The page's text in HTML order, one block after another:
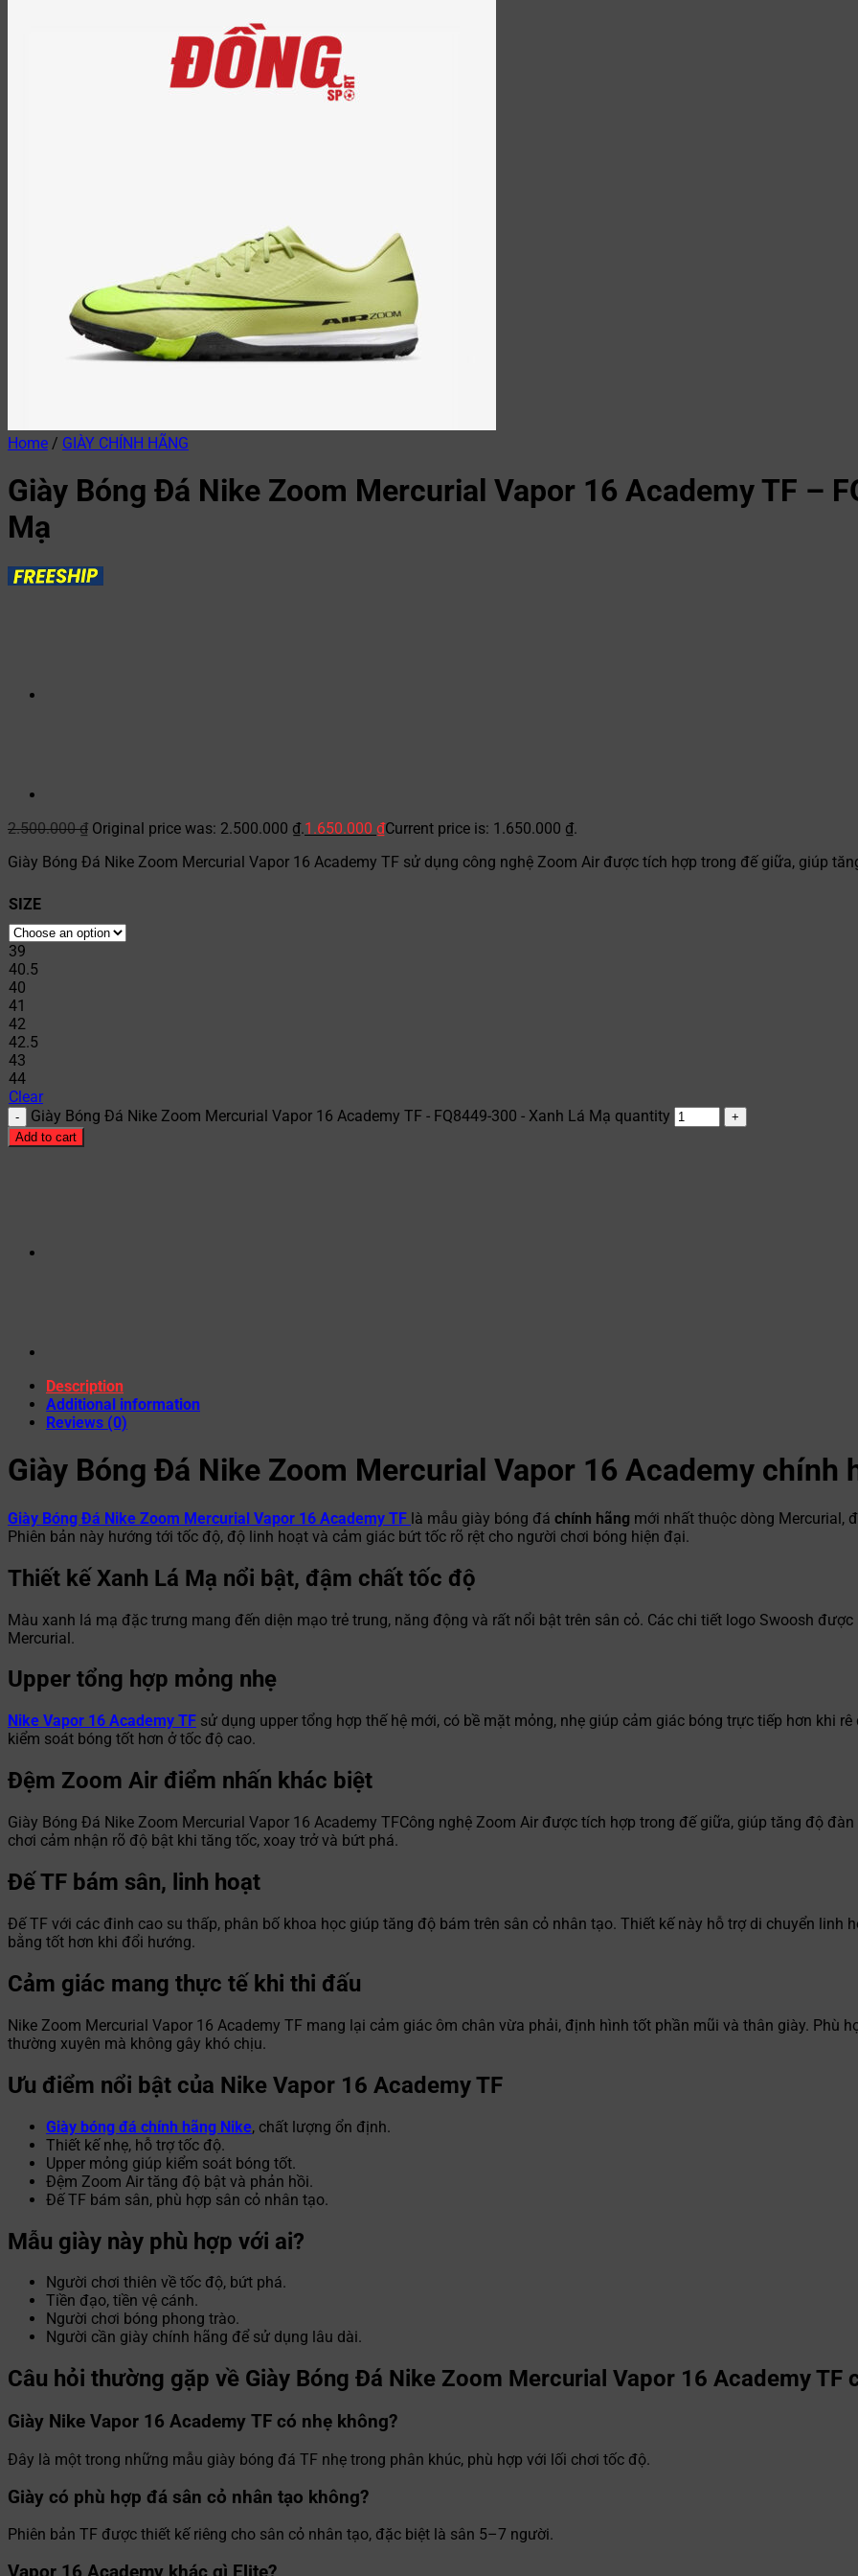
Home / GIÀY CHÍNH HÃNG
Giày Bóng Đá Nike Zoom Mercurial Vapor 16 Academy TF –
Mạ
2.500.000₫ Original price was: 2.500.000 ₫.1.650.000 ₫Current price is: 1.650.000 ₫.
Giày Bóng Đá Nike Zoom Mercurial Vapor 16 Academy TF sử dụng công nghệ Zoom Air được tích hợp trong đế giữa, giúp
SIZE
39
40.5
40
41
42
42.5
43
44
Clear
Giày Bóng Đá Nike Zoom Mercurial Vapor 16 Academy TF - FQ8449-300 - Xanh Lá Mạ quantity
Add to cart
Description
Additional information
Reviews (0)
Giày Bóng Đá Nike Zoom Mercurial Vapor 16 Academy chính
Giày Bóng Đá Nike Zoom Mercurial Vapor 16 Academy TF là mẫu giày bóng đá chính hãng mới nhất thuộc dòng Mercurial,
Phiên bản này hướng tới tốc độ, độ linh hoạt và cảm giác bứt tốc rõ rệt cho người chơi bóng hiện đại.
Thiết kế Xanh Lá Mạ nổi bật, đậm chất tốc độ
Màu xanh lá mạ đặc trưng mang đến diện mạo trẻ trung, năng động và rất nổi bật trên sân cỏ. Các chi tiết logo Swoosh
Mercurial.
Upper tổng hợp mỏng nhẹ
Nike Vapor 16 Academy TF sử dụng upper tổng hợp thế hệ mới, có bề mặt mỏng, nhẹ giúp cảm giác bóng trực tiếp hơn khi
kiểm soát bóng tốt hơn ở tốc độ cao.
Đệm Zoom Air điểm nhấn khác biệt
Giày Bóng Đá Nike Zoom Mercurial Vapor 16 Academy TFCông nghệ Zoom Air được tích hợp trong đế giữa, giúp tăng độ
chơi cảm nhận rõ độ bật khi tăng tốc, xoay trở và bứt phá.
Đế TF bám sân, linh hoạt
Đế TF với các đinh cao su thấp, phân bố khoa học giúp tăng độ bám trên sân cỏ nhân tạo. Thiết kế này hỗ trợ di chuyển linh
bằng tốt hơn khi đổi hướng.
Cảm giác mang thực tế khi thi đấu
Nike Zoom Mercurial Vapor 16 Academy TF mang lại cảm giác ôm chân vừa phải, định hình tốt phần mũi và thân giày. Phù
thường xuyên mà không gây khó chịu.
Ưu điểm nổi bật của Nike Vapor 16 Academy TF
Giày bóng đá chính hãng Nike, chất lượng ổn định.
Thiết kế nhẹ, hỗ trợ tốc độ.
Upper mỏng giúp kiểm soát bóng tốt.
Đệm Zoom Air tăng độ bật và phản hồi.
Đế TF bám sân, phù hợp sân cỏ nhân tạo.
Mẫu giày này phù hợp với ai?
Người chơi thiên về tốc độ, bứt phá.
Tiền đạo, tiền vệ cánh.
Người chơi bóng phong trào.
Người cần giày chính hãng để sử dụng lâu dài.
Câu hỏi thường gặp về Giày Bóng Đá Nike Zoom Mercurial Vapor 16 Academy TF
Giày Nike Vapor 16 Academy TF có nhẹ không?
Đây là một trong những mẫu giày bóng đá TF nhẹ trong phân khúc, phù hợp với lối chơi tốc độ.
Giày có phù hợp đá sân cỏ nhân tạo không?
Phiên bản TF được thiết kế riêng cho sân cỏ nhân tạo, đặc biệt là sân 5–7 người.